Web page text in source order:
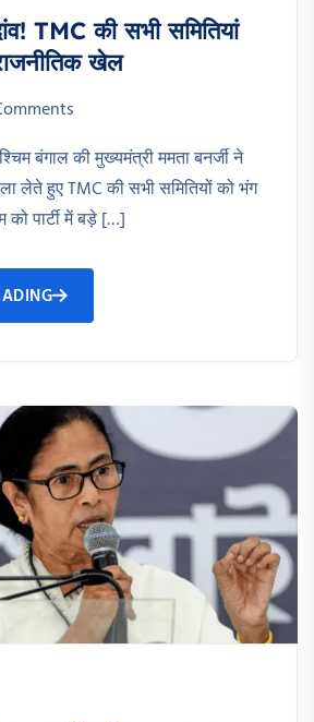
TMC की सभी समितियां
खेल
बंगाल की मुख्यमंत्री ममता बनर्जी ने
लेते हुए TMC की सभी समितियों को भंग
पार्टी में बड़े […]